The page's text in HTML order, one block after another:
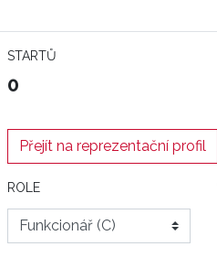
STARTŮ
0
Přejít na reprezentační profil
ROLE